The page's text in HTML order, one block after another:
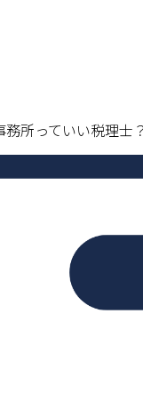
所っていい税理士